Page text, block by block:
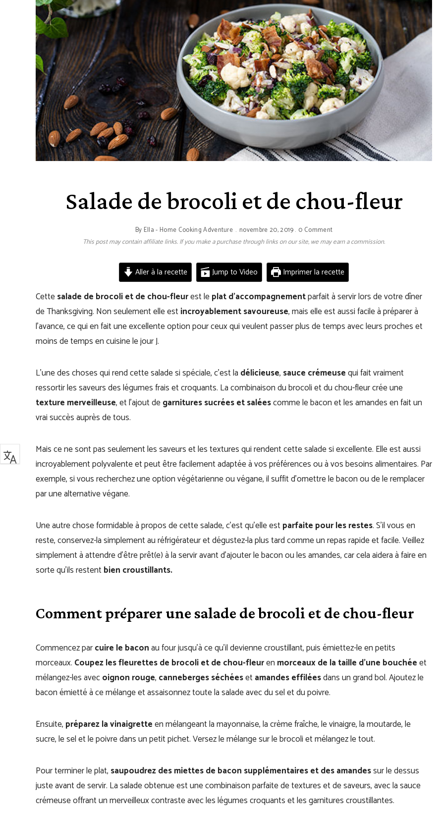
Salade de brocoli et de chou-fleur
By Ella - Home Cooking Adventure novembre 20, 2019 0 Comment
This post may contain affiliate links. If you make a purchase through links on our site, we may earn a commission.
Aller à la recette Jump to Video Imprimer la recette
Cettesalade de brocoli et de chou-fleurest leplat d’accompagnementparfait à servir lors de votre dîner
de Thanksgiving. Non seulement elle estincroyablement savoureuse, mais elle est aussi facile à préparer à
l’avance, ce qui en fait une excellente option pour ceux qui veulent passer plus de temps avec leurs proches et
moins de temps en cuisine le jour J.
L’une des choses qui rend cette salade si spéciale, c’est la délicieuse, sauce crémeusequi fait vraiment
ressortir les saveurs des légumes frais et croquants. La combinaison du brocoli et du chou-fleur crée une
texture merveilleuse, et l’ajout degarnitures sucrées et saléescomme le bacon et les amandes en fait un
vrai succès auprès de tous.
Mais ce ne sont pas seulement les saveurs et les textures qui rendent cette salade si excellente. Elle est aussi
incroyablement polyvalente et peut être facilement adaptée à vos préférences ou à vos besoins alimentaires. Par
exemple, si vous recherchez une option végétarienne ou végane, il suffit d’omettre le bacon ou de le remplacer
par une alternative végane.
Une autre chose formidable à propos de cette salade, c’est qu’elle estparfaite pour les restes. S’il vous en
reste, conservez-la simplement au réfrigérateur et dégustez-la plus tard comme un repas rapide et facile. Veillez
simplement à attendre d’être prêt(e) à la servir avant d’ajouter le bacon ou les amandes, car cela aidera à faire en
sorte qu’ils restentbien croustillants.
Comment préparer une salade de brocoli et de chou-fleur
Commencez parcuire le baconau four jusqu’à ce qu’il devienne croustillant, puis émiettez-le en petits
morceaux. Coupez les fleurettes de brocoli et de chou-fleuren morceaux de la taille d’une bouchéeet
mélangez-les avecoignon rouge, canneberges séchéesetamandes effiléesdans un grand bol. Ajoutez le
bacon émietté à ce mélange et assaisonnez toute la salade avec du sel et du poivre.
Ensuite, préparez la vinaigretteen mélangeant la mayonnaise, la crème fraîche, le vinaigre, la moutarde, le
sucre, le sel et le poivre dans un petit pichet. Versez le mélange sur le brocoli et mélangez le tout.
Pour terminer le plat, saupoudrez des miettes de bacon supplémentaires et des amandessur le dessus
juste avant de servir. La salade obtenue est une combinaison parfaite de textures et de saveurs, avec la sauce
crémeuse offrant un merveilleux contraste avec les légumes croquants et les garnitures croustillantes.